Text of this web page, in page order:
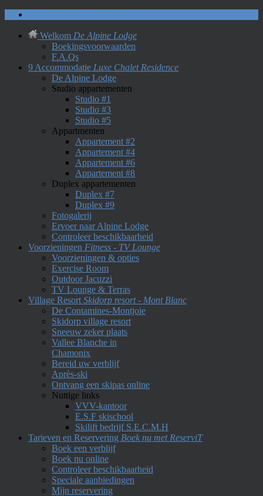
Welkom De Alpine Lodge
Boekingsvoorwaarden
F.A.Qs
9 Accommodatie Luxe Chalet Residence
De Alpine Lodge
Studio appartementen
Studio #1
Studio #3
Studio #5
Appartmenten
Appartement #2
Appartement #4
Appartement #6
Appartement #8
Duplex appartementen
Duplex #7
Duplex #9
Fotogalerij
Ervoer naar Alpine Lodge
Controleer beschikbaarheid
Voorzieningen Fitness - TV Lounge
Voorzieningen & opties
Exercise Room
Outdoor Jacuzzi
TV Lounge & Terras
Village Resort Skidorp resort - Mont Blanc
De Contamines-Montjoie
Skidorp village resort
Sneeuw zeker plaats
Vallee Blanche in
Chamonix
Bereid uw verblijf
Après-ski
Ontvang een skipas online
Nuttige links
VVV-kantoor
E.S.F skischool
Skilift bedrijf S.E.C.M.H
Tarieven en Reservering Boek nu met ReserviT
Boek een verblijf
Boek nu online
Controleer beschikbaarheid
Speciale aanbiedingen
Mijn reservering